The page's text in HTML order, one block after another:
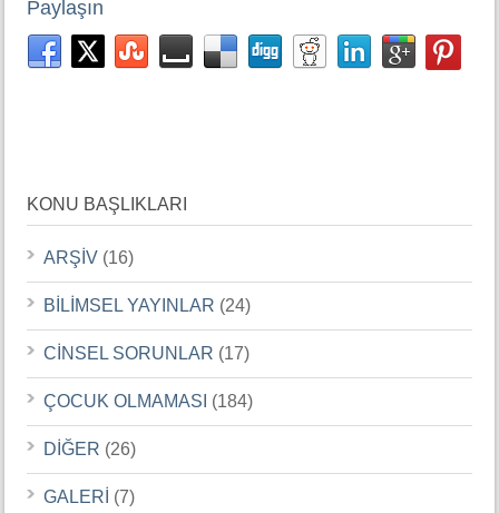
Paylaşın
KONU BAŞLIKLARI
ARŞİV (16)
BİLİMSEL YAYINLAR (24)
CİNSEL SORUNLAR (17)
ÇOCUK OLMAMASI (184)
DİĞER (26)
GALERİ (7)